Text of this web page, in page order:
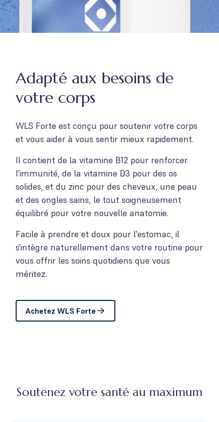
Adapté aux besoins de
votre corps
WLS Forte est conçu pour soutenir votre corps
et vous aider à vous sentir mieux rapidement.
Il contient de la vitamine B12 pour renforcer
l'immunité, de la vitamine D3 pour des os
solides, et du zinc pour des cheveux, une peau
et des ongles sains, le tout soigneusement
équilibré pour votre nouvelle anatomie.
Facile à prendre et doux pour l'estomac, il
s'intègre naturellement dans votre routine pour
vous offrir les soins quotidiens que vous
méritez.
Achetez WLS Forte
Soutenez votre santé au maximum